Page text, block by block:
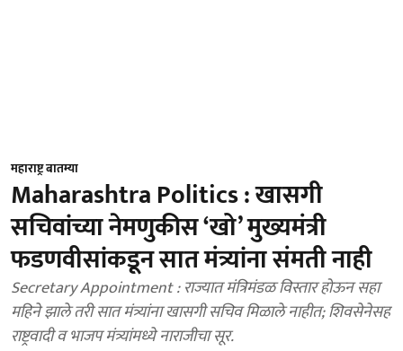
महाराष्ट्र बातम्या
Maharashtra Politics : खासगी
सचिवांच्या नेमणुकीस ‘खो’ मुख्यमंत्री
फडणवीसांकडून सात मंत्र्यांना संमती नाही
Secretary Appointment : राज्यात मंत्रिमंडळ विस्तार होऊन सहा
महिने झाले तरी सात मंत्र्यांना खासगी सचिव मिळाले नाहीत; शिवसेनेसह
राष्ट्रवादी व भाजप मंत्र्यांमध्ये नाराजीचा सूर.